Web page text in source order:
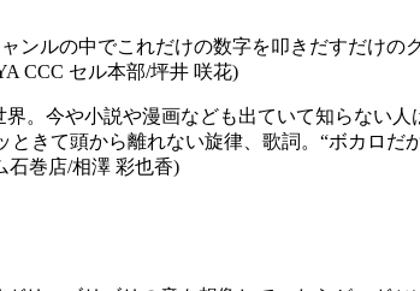
ンルの中でこれだけの数字を叩きだすだけ
CCC セル本部/坪井 咲花)
。今や小説や漫画なども出ていて知らない
きて頭から離れない旋律、歌詞。“ボカロ
石巻店/相澤 彩也香)